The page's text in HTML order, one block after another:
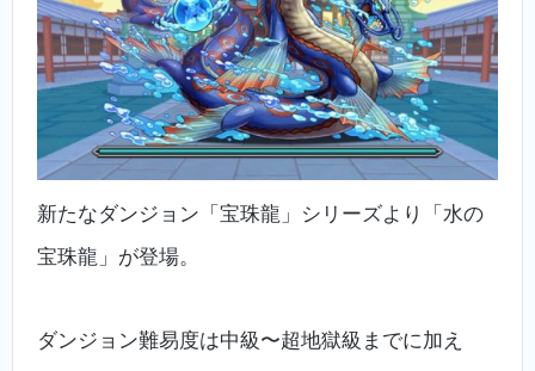
新たなダンジョン「宝珠龍」シリーズより「水の
宝珠龍」が登場。
ダンジョン難易度は中級〜超地獄級までに加え